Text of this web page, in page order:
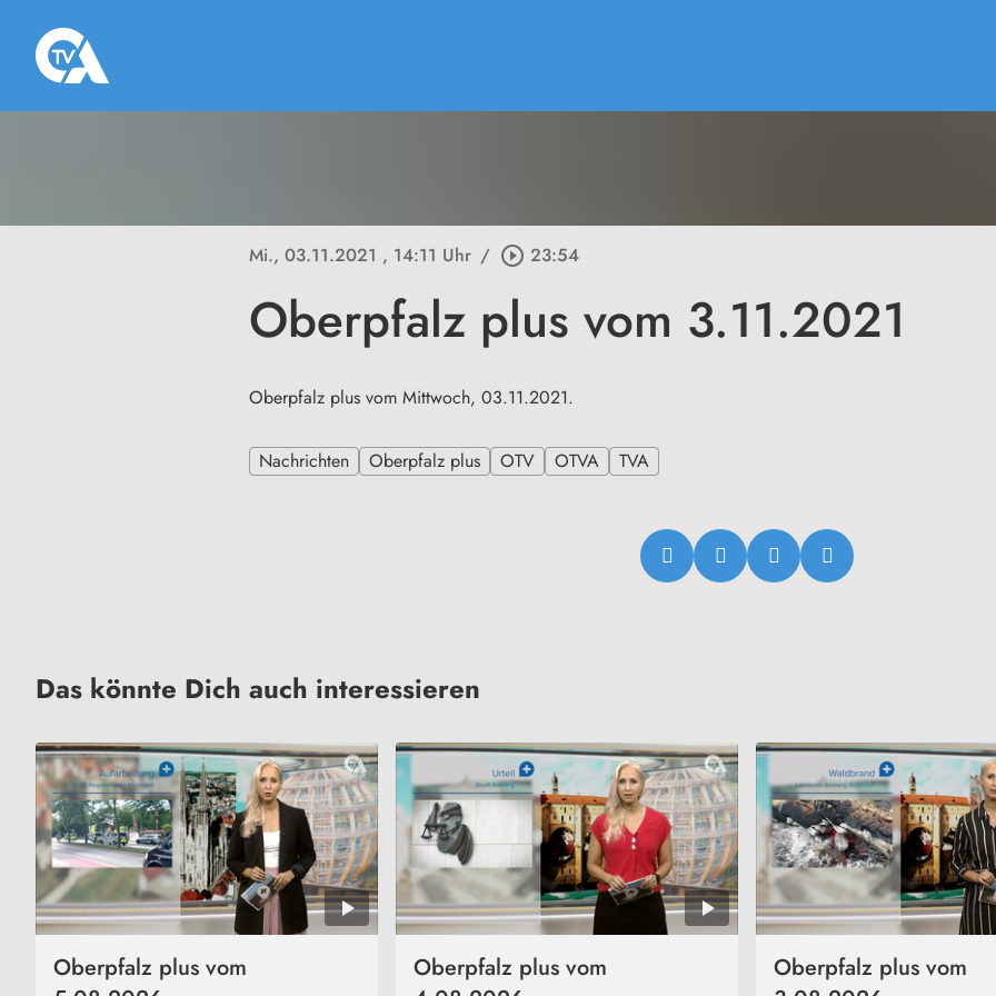
Mi., 03.11.2021 , 14:11 Uhr / play_circle_outline 23:54
Oberpfalz plus vom 3.11.2021
Oberpfalz plus vom Mittwoch, 03.11.2021.
Nachrichten Oberpfalz plus OTV OTVA TVA
Das könnte Dich auch interessieren
Oberpfalz plus vom
Oberpfalz plus vom
Oberpfalz plus vom